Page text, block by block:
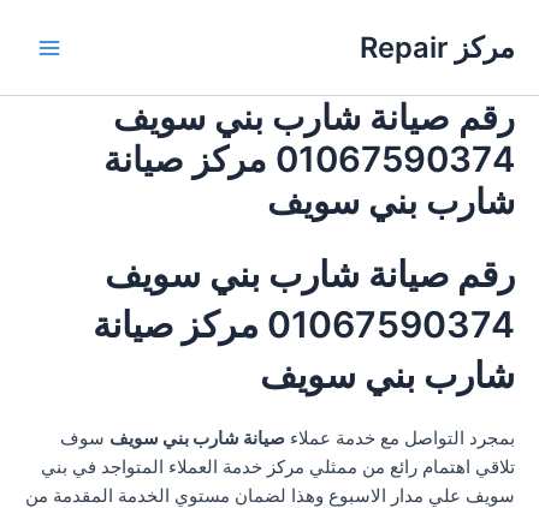
المحتوى
مركز Repair
رقم صيانة شارب بني سويف
01067590374 مركز صيانة
شارب بني سويف
رقم صيانة شارب بني سويف
01067590374 مركز صيانة
شارب بني سويف
بمجرد التواصل مع خدمة عملاء صيانة شارب بني سويف سوف
تلاقي اهتمام رائع من ممثلي مركز خدمة العملاء المتواجد في بني
سويف علي مدار الاسبوع وهذا لضمان مستوي الخدمة المقدمة من